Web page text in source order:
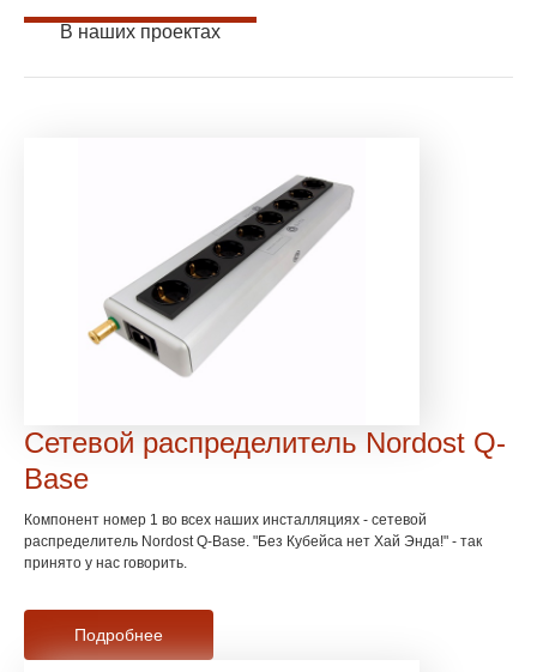
В наших проектах
Сетевой распределитель Nordost Q-
Base
Компонент номер 1 во всех наших инсталляциях - сетевой
распределитель Nordost Q-Base. "Без Кубейса нет Хай Энда!" - так
принято у нас говорить.
Подробнее